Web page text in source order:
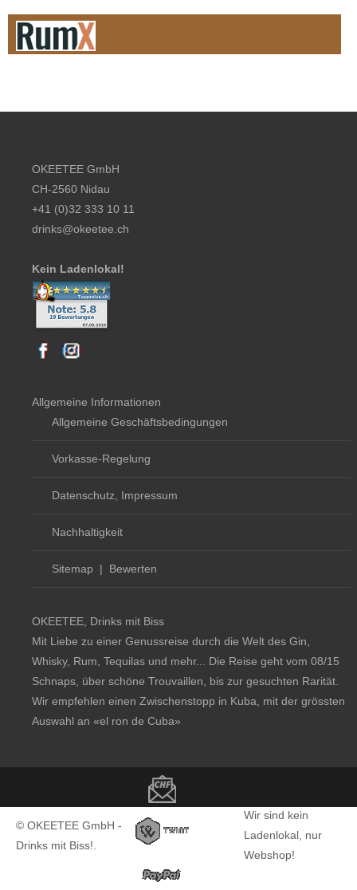
© OKEETEE GmbH -
Drinks mit Biss!.
Wir sind kein
Ladenlokal, nur
Webshop!
OKEETEE GmbH
CH-2560 Nidau
+41 (0)32 333 10 11
drinks@okeetee.ch
Kein Ladenlokal!
Allgemeine Informationen
Allgemeine Geschäftsbedingungen
Vorkasse-Regelung
Datenschutz, Impressum
Nachhaltigkeit
Sitemap | Bewerten
OKEETEE, Drinks mit Biss
Mit Liebe zu einer Genussreise durch die Welt des Gin,
Whisky, Rum, Tequilas und mehr... Die Reise geht vom 08/15
Schnaps, über schöne Trouvaillen, bis zur gesuchten Rarität.
Wir empfehlen einen Zwischenstopp in Kuba, mit der grössten
Auswahl an «el ron de Cuba»